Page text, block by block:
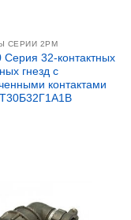
СЕРИИ 2PM
Серия 32-контактных
гнезд с
контактами